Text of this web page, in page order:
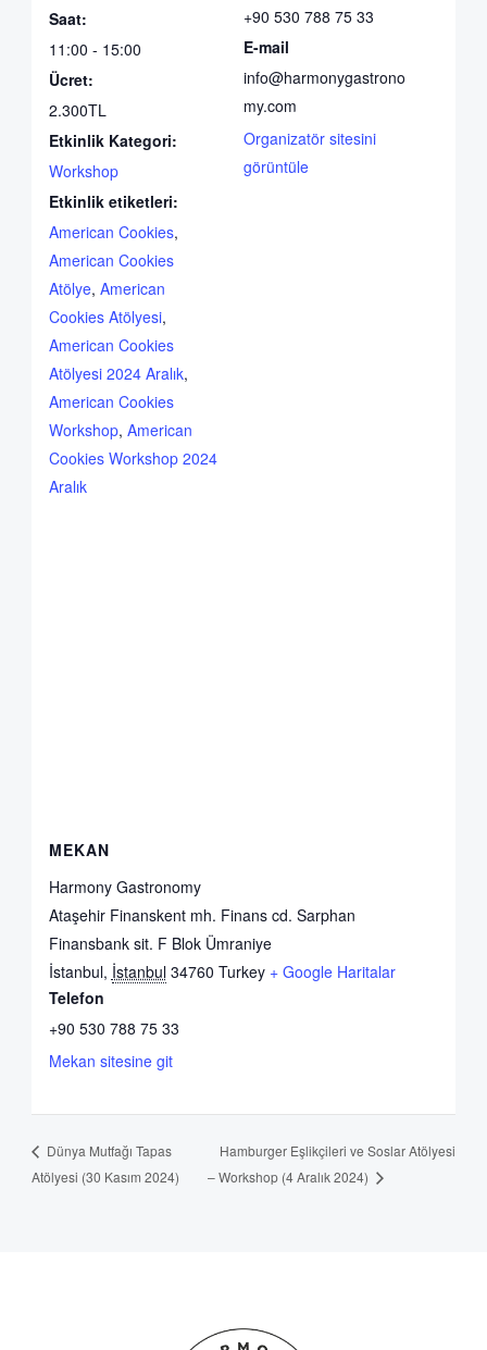
Saat:
11:00 - 15:00
Ücret:
2.300TL
Etkinlik Kategori:
Workshop
Etkinlik etiketleri:
American Cookies,
American Cookies
Atölye, American
Cookies Atölyesi,
American Cookies
Atölyesi 2024 Aralık,
American Cookies
Workshop, American
Cookies Workshop 2024
Aralık
+90 530 788 75 33
E-mail
info@harmonygastrono
my.com
Organizatör sitesini
görüntüle
MEKAN
Harmony Gastronomy
Ataşehir Finanskent mh. Finans cd. Sarphan
Finansbank sit. F Blok Ümraniye
İstanbul, İstanbul 34760 Turkey + Google Haritalar
Telefon
+90 530 788 75 33
Mekan sitesine git
Dünya Mutfağı Tapas
Atölyesi (30 Kasım 2024)
Hamburger Eşlikçileri ve Soslar Atölyesi
– Workshop (4 Aralık 2024)